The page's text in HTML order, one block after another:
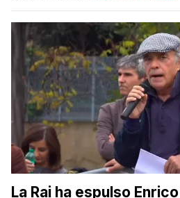
La Rai ha espulso